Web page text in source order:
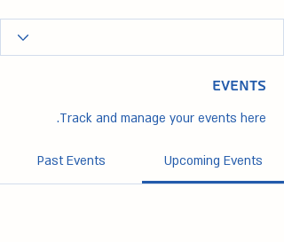
Events
Track and manage your events here.
Upcoming Events
Past Events